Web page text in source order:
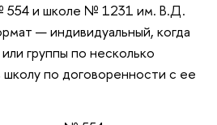
554 и школе № 1231 им. В.Д.
— индивидуальный, когда
группы по несколько
по договоренности с ее